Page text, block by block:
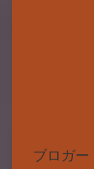
ブロガー